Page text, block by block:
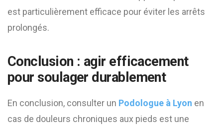
est particulièrement efficace pour éviter les arrêts
prolongés.
Conclusion : agir efficacement
pour soulager durablement
En conclusion, consulter un Podologue à Lyon en
cas de douleurs chroniques aux pieds est une